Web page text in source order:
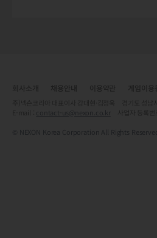
contact-us@nexon.co.kr
© NEXON Korea Corporation All Rights Reserved.